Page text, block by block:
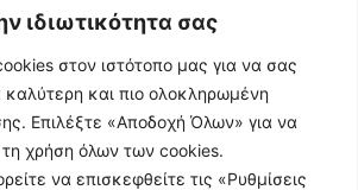
ιδιωτικότητα σας
στον ιστότοπο μας για να σας
και πιο ολοκληρωμένη
Επιλέξτε «Αποδοχή Όλων» για να
χρήση όλων των cookies.
να επισκεφθείτε τις «Ρυθμίσεις
Μ.Η.Τ. 242044
ΜΑΣ